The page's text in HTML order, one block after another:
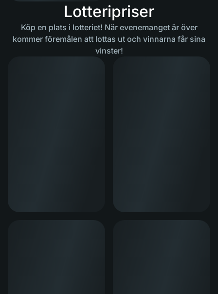
Lotteripriser
Köp en plats i lotteriet! När evenemanget är över
kommer föremålen att lottas ut och vinnarna får sina
vinster!